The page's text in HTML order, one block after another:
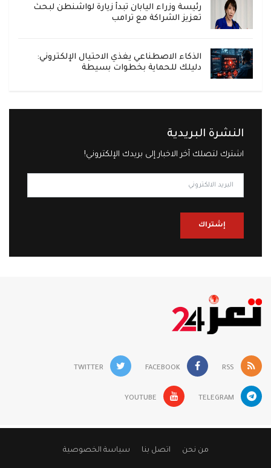
رئيسة وزراء اليابان تبدأ زيارة لواشنطن لبحث
تعزيز الشراكة مع ترامب
الذكاء الاصطناعي يغذي الاحتيال الإلكتروني:
دليلك للحماية بخطوات بسيطة
النشرة البريدية
اشترك لتصلك آخر الاخبار إلى بريدك الإلكتروني!
إشتراك
RSS
FACEBOOK
TWITTER
TELEGRAM
YOUTUBE
من نحن اتصل بنا سياسة الخصوصية